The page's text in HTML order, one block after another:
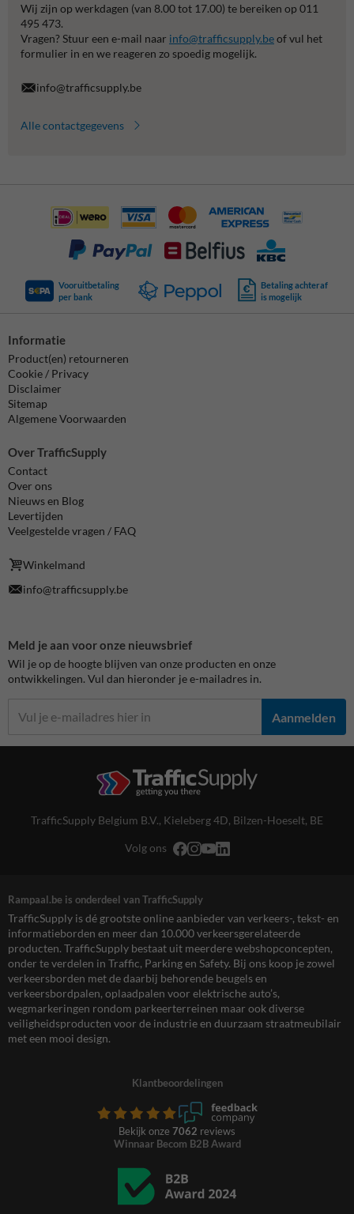
Wij zijn op werkdagen (van 8.00 tot 17.00) te bereiken op 011
495 473.
Vragen? Stuur een e-mail naar info@trafficsupply.beof vul het
formulier in en we reageren zo spoedig mogelijk.
info@trafficsupply.be
Alle contactgegevens
Vooruitbetaling
per bank
Betaling achteraf
is mogelijk
Informatie
Product(en) retourneren
Cookie / Privacy
Disclaimer
Sitemap
Algemene Voorwaarden
Over TrafficSupply
Contact
Over ons
Nieuws en Blog
Levertijden
Veelgestelde vragen / FAQ
Winkelmand
info@trafficsupply.be
Meld je aan voor onze nieuwsbrief
Wil je op de hoogte blijven van onze producten en onze
ontwikkelingen. Vul dan hieronder je e-mailadres in.
Aanmelden
TrafficSupply Belgium B.V., Kieleberg 4D, Bilzen-Hoeselt, BE
Volg ons
Rampaal.be is onderdeel van TrafficSupply
TrafficSupply is dé grootste online aanbieder van verkeers-, tekst- en
informatieborden en meer dan 10.000 verkeersgerelateerde
producten. TrafficSupply bestaat uit meerdere webshopconcepten,
onder te verdelen in Traffic, Parking en Safety. Bij ons koop je zowel
verkeersborden met de daarbij behorende beugels en
verkeersbordpalen, oplaadpalen voor elektrische auto’s,
wegmarkeringen rondom parkeerterreinen maar ook diverse
veiligheidsproducten voor de industrie en duurzaam straatmeubilair
met een mooi design.
Klantbeoordelingen
Bekijk onze 7062 reviews
Winnaar Becom B2B Award